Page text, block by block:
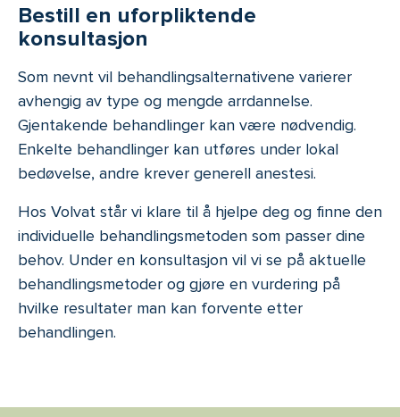
Bestill en uforpliktende
konsultasjon
Som nevnt vil behandlingsalternativene varierer
avhengig av type og mengde arrdannelse.
Gjentakende behandlinger kan være nødvendig.
Enkelte behandlinger kan utføres under lokal
bedøvelse, andre krever generell anestesi.
Hos Volvat står vi klare til å hjelpe deg og finne den
individuelle behandlingsmetoden som passer dine
behov. Under en konsultasjon vil vi se på aktuelle
behandlingsmetoder og gjøre en vurdering på
hvilke resultater man kan forvente etter
behandlingen.